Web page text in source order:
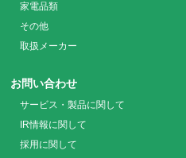
家電品類
その他
取扱メーカー
お問い合わせ
サービス・製品に関して
IR情報に関して
採用に関して